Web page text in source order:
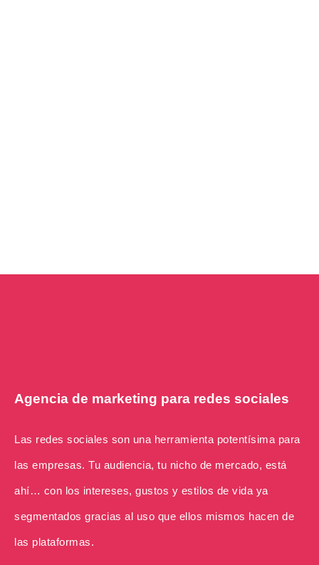
Agencia de marketing para redes sociales
Las redes sociales son una herramienta potentísima para
las empresas. Tu audiencia, tu nicho de mercado, está
ahí… con los intereses, gustos y estilos de vida ya
segmentados gracias al uso que ellos mismos hacen de
las plataformas.